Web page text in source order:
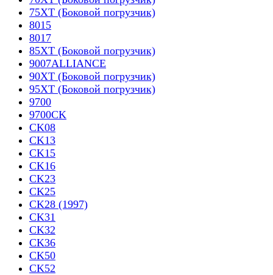
75XT (Боковой погрузчик)
8015
8017
85XT (Боковой погрузчик)
9007ALLIANCE
90XT (Боковой погрузчик)
95XT (Боковой погрузчик)
9700
9700CK
CK08
CK13
CK15
CK16
CK23
CK25
CK28 (1997)
CK31
CK32
CK36
CK50
CK52